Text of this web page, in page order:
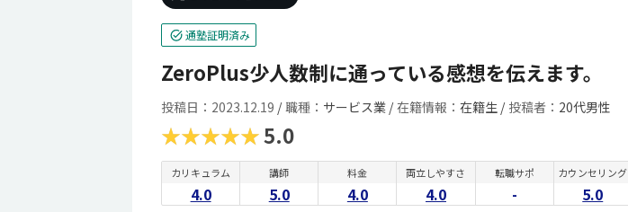
通塾証明済み
ZeroPlus少人数制に通っている感想を伝えます。
投稿日：2023.12.19 / 職種： サービス業 / 在籍情報： 在籍生 / 投稿者： 20代男性
★★★★★5.0
カリキュラム
4.0
講師
5.0
料金
4.0
両立しやすさ
4.0
転職サポ
-
カウンセリング
5.0